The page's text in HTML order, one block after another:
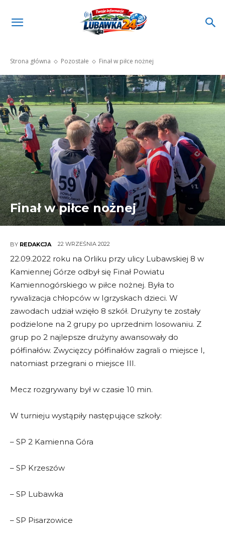
Strona główna Pozostałe Finał w piłce nożnej
Finał w piłce nożnej
BY REDAKCJA 22 WRZEŚNIA 2022
22.09.2022 roku na Orliku przy ulicy Lubawskiej 8 w
Kamiennej Górze odbył się Finał Powiatu
Kamiennogórskiego w piłce nożnej. Była to
rywalizacja chłopców w Igrzyskach dzieci. W
zawodach udział wzięło 8 szkół. Drużyny te zostały
podzielone na 2 grupy po uprzednim losowaniu. Z
grup po 2 najlepsze drużyny awansowały do
półfinałów. Zwycięzcy półfinałów zagrali o miejsce I,
natomiast przegrani o miejsce III.
Mecz rozgrywany był w czasie 10 min.
W turnieju wystąpiły następujące szkoły:
– SP 2 Kamienna Góra
– SP Krzeszów
– SP Lubawka
– SP Pisarzowice